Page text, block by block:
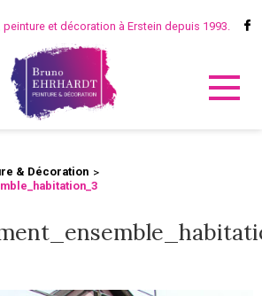
peinture et décoration à Erstein depuis 1993.
& Décoration